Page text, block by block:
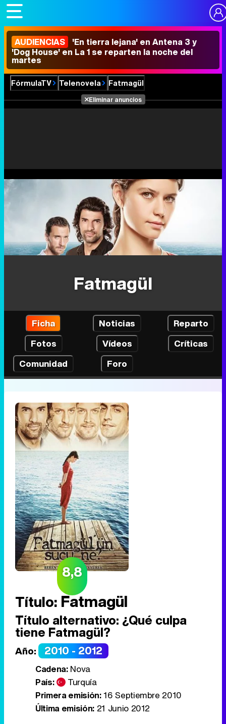
AUDIENCIAS 'En tierra lejana' en Antena 3 y
'Dog House' en La 1 se reparten la noche del
martes
FórmulaTV Telenovela Fatmagül
Eliminar anuncios
Fatmagül
Ficha Noticias
Reparto
Fotos
Vídeos
Críticas
Comunidad
Foro
8,8
Título: Fatmagül
Título alternativo: ¿Qué culpa
tiene Fatmagül?
Año: 2010 - 2012
Cadena:Nova
País:
Turquía
Primera emisión:16 Septiembre 2010
Última emisión:21 Junio 2012